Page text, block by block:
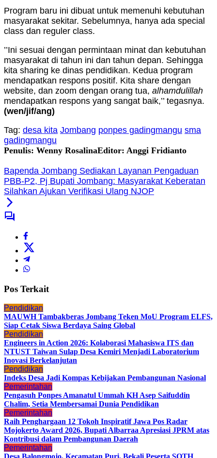
Program baru ini dibuat untuk memenuhi kebutuhan
masyarakat sekitar. Sebelumnya, hanya ada special
class dan reguler class.
’’Ini sesuai dengan permintaan minat dan kebutuhan
masyarakat di tahun ini dan tahun depan. Sehingga
kita sharing ke dinas pendidikan. Kedua program
mendapatkan respons positif. Kita share dengan
website, dan zoom dengan orang tua, alhamdulillah
mendapatkan respons yang sangat baik,’’ tegasnya.
(wen/jif/ang)
Tag: desa kita Jombang ponpes gadingmangu sma
gadingmangu
Penulis: Wenny RosalinaEditor: Anggi Fridianto
Bapenda Jombang Sediakan Layanan Pengaduan
PBB-P2, Pj Bupati Jombang: Masyarakat Keberatan
Silahkan Ajukan Verifikasi Ulang NJOP
Pos Terkait
Pendidikan
MAUWH Tambakberas Jombang Teken MoU Program ELFS,
Siap Cetak Siswa Berdaya Saing Global
Pendidikan
Engineers in Action 2026: Kolaborasi Mahasiswa ITS dan
NTUST Taiwan Sulap Desa Kemiri Menjadi Laboratorium
Inovasi Berkelanjutan
Pendidikan
Indeks Desa Jadi Kompas Kebijakan Pembangunan Nasional
Pemerintahan
Pengasuh Ponpes Amanatul Ummah KH Asep Saifuddin
Chalim, Setia Membersamai Dunia Pendidikan
Pemerintahan
Raih Penghargaan 12 Tokoh Inspiratif Jawa Pos Radar
Mojokerto Award 2026, Bupati Albarraa Apresiasi JPRM atas
Kontribusi dalam Pembangunan Daerah
Pemerintahan
Desa Balongmojo, Kecamatan Puri, Bekali Peserta SOTH